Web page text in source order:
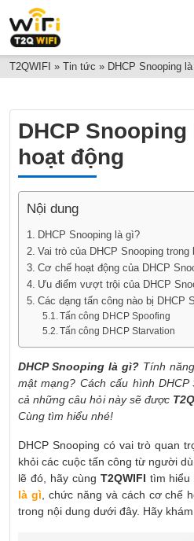
T2QWIFI » Tin tức » DHCP Snooping
DHCP
hoạt động
Nội dung
DHCP Snooping là gì?
Vai trò của DHCP Snooping trong
Cơ chế hoạt động của DHCP
Ưu điểm vượt trội của DHCP
Các dạng tấn công nào bị DHCP
Tấn công DHCP Spoofing
Tấn công DHCP Starvation
DHCP Snooping là gì? Tính
mật mạng? Cách cấu hình
cả những câu hỏi này sẽ được
Cùng tìm hiểu nhé!
DHCP Snooping có vai trò quan
khỏi các cuộc tấn công từ người
lẽ đó, hãy cùng T2QWIFI tìm hiểu
là gì , chức năng và cách cơ chế
trong nội dung dưới đây. Hãy